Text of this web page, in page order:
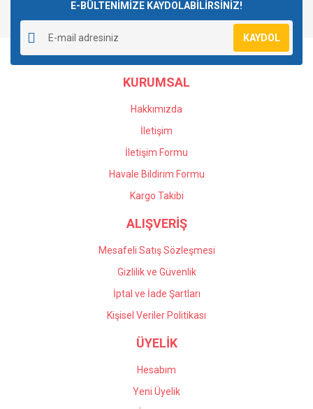
Yorum Yaz
Ürün resmi kalitesiz, bozuk veya görüntülenemiyor.
Ürün açıklamasında eksik bilgiler bulunuyor.
Ürün bilgilerinde hatalar bulunuyor.
Ürün fiyatı diğer sitelerden daha pahalı.
Gönder
E-BÜLTENİMİZE KAYDOLABİLİRSİNİZ!
KAYDOL
KURUMSAL
Hakkımızda
İletişim
İletişim Formu
Havale Bildirim Formu
Kargo Takibi
ALIŞVERİŞ
Mesafeli Satış Sözleşmesi
Gizlilik ve Güvenlik
İptal ve İade Şartları
Kişisel Veriler Politikası
ÜYELİK
Hesabım
Yeni Üyelik